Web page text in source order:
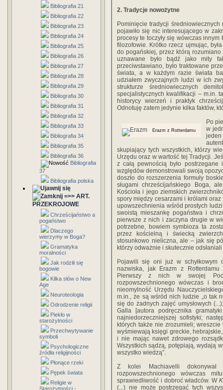
Bibliografia 21
Bibliografia 22
Bibliografia 23
Bibliografia 24
Bibliografia 25
Bibliografia 26
Bibliografia 27
Bibliografia 28
Bibliografia 29
Bibliografia 30
Bibliografia 31
Bibliografia 32
Bibliografia 33
Bibliografia 34
Bibliografia 35
Bibliografia 36
Bibliografia
37
Bibliografia polska
=>> ART.
PRZEKROJOWE
Chrześcijaństwo a
pogaństwo
Dlaczego
wierzymy w Boga?
Gramatyka
moralności
Jak rodzili się
bogowie
Kilka słów o New
Age
Neuroteologia
Odrodzenie religii
Piekło w
starożytności
Przechwytywanie
symboli
Psychologiczne
źródła religijności
Płonące rzeki
Pępek świata
Religie w
Starożytności -
2. Tradycje nowożytne
Pominięcie tradycji
pojawiło się nic interesującego w
procesy te toczyły się wówczas
filozofowie. Krótko rzecz ujmując,
do pogańskiej, przez którą
uznawane było bądź jako mity
przeciwstawiano, było traktowane
świata, a w każdym razie świata
udziałem zwyczajnych ludzi w ich
strukturze średniowiecznych
specjalistycznych kwalifikacji – m.in.
historycy wierzeń i praktyk
Odnotuję zatem jedynie kilka faktów,
Erazm z Rotterdamu
Po
w
skupiający tych wszystkich, którzy
Urzędu oraz w wartość tej Tradycji.
z całą pewnością było
względów demonstrowali swoją
doszło do rozszerzenia formuły
sługami chrześcijańskiego Boga,
Kościoła i jego ziemskich
spory między cesarzami i królami
upowszechnienia wśród prostych
swoistą mieszankę pogaństwa i
pierwsze z nich i zaczyna drugie w
potrzebne, bowiem symbioza ta
przez kościelną i świecką
stosunkowo nieliczna, ale – jak się
którzy odważnie i skutecznie
Pojawili się oni już w schyłkowym
nazwiska, jak Erazm z Rotterdamu
Pierwszy z nich w swojej
rozpowszechnionego wówczas i
nieomylność Urzędu
m.in., że są wśród nich ludzie „o tak
się do żadnych zajęć umysłowych
Galla [autora podręcznika
najniedorzeczniejszej sofistyki;
których także nie zrozumieli;
wyśmiewają księgi greckie,
i nie mając nawet zdrowego
Wszystkich sądzą, potępiają, wydają
wszystko wiedzą”.
Z kolei Machiavelli dokonywał
rozpowszechnionego wówczas
sprawiedliwość i dobroć władców. W
(...) nie może postrzegać tych